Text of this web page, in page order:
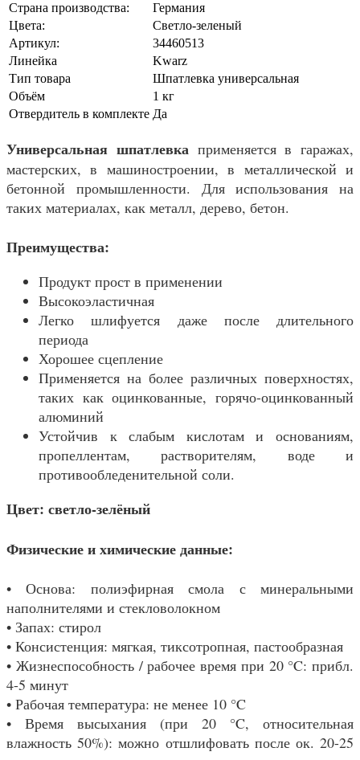
Страна производства:
Германия
Цвета:
Светло-зеленый
Артикул:
34460513
Линейка
Kwarz
Тип товара
Шпатлевка универсальная
Объём
1 кг
Отвердитель в комплекте Да
Универсальная шпатлевкаприменяется в гаражах,
мастерских, в машиностроении, в металлической и
бетонной промышленности. Для использования на
таких материалах, как металл, дерево, бетон.
Преимущества:
Продукт прост в применении
Высокоэластичная
Легко шлифуется даже после длительного
периода
Хорошее сцепление
Применяется на более различных поверхностях,
таких как оцинкованные, горячо-оцинкованный
алюминий
Устойчив к слабым кислотам и основаниям,
пропеллентам, растворителям, воде и
противообледенительной соли.
Цвет: светло-зелёный
Физические и химические данные:
• Основа: полиэфирная смола с минеральными
наполнителями и стекловолокном
• Запах: стирол
• Консистенция: мягкая, тиксотропная, пастообразная
• Жизнеспособность / рабочее время при 20 °C: прибл.
4-5 минут
• Рабочая температура: не менее 10 °C
• Время высыхания (при 20 °C, относительная
влажность 50%): можно отшлифовать после ок. 20-25